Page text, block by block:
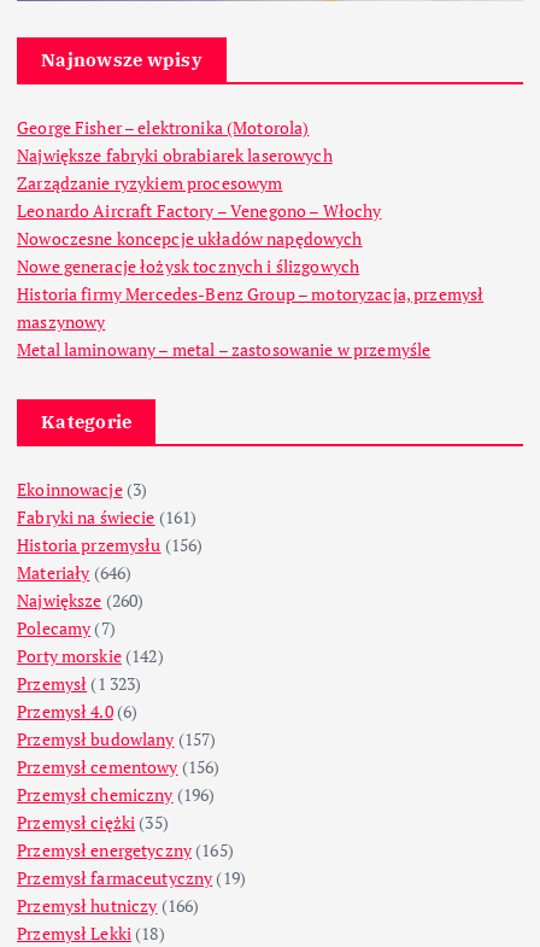
Najnowsze wpisy
George Fisher – elektronika (Motorola)
Największe fabryki obrabiarek laserowych
Zarządzanie ryzykiem procesowym
Leonardo Aircraft Factory – Venegono – Włochy
Nowoczesne koncepcje układów napędowych
Nowe generacje łożysk tocznych i ślizgowych
Historia firmy Mercedes-Benz Group – motoryzacja, przemysł
maszynowy
Metal laminowany – metal – zastosowanie w przemyśle
Kategorie
Ekoinnowacje(3)
Fabryki na świecie (161)
Historia przemysłu (156)
Materiały (646)
Największe (260)
Polecamy (7)
Porty morskie(142)
Przemysł (1 323)
Przemysł 4.0(6)
Przemysł budowlany (157)
Przemysł cementowy (156)
Przemysł chemiczny (196)
Przemysł ciężki (35)
Przemysł energetyczny (165)
Przemysł farmaceutyczny (19)
Przemysł hutniczy (166)
Przemysł Lekki (18)